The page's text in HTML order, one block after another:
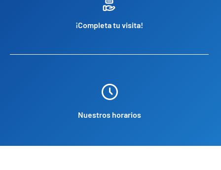
¡Completa tu visita!
Nuestros horarios